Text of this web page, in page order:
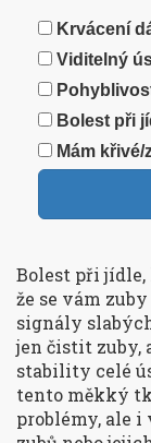
Krvácení
Viditelný
Bolest při
Mám
Bolest při
že se vám
signály
jen čistit zuby,
stability celé
tento měkký
problémy, ale